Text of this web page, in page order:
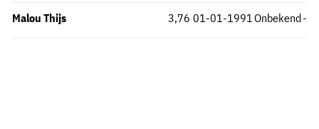
Malou Thijs Onbekend
3,76 -
01-01-1991